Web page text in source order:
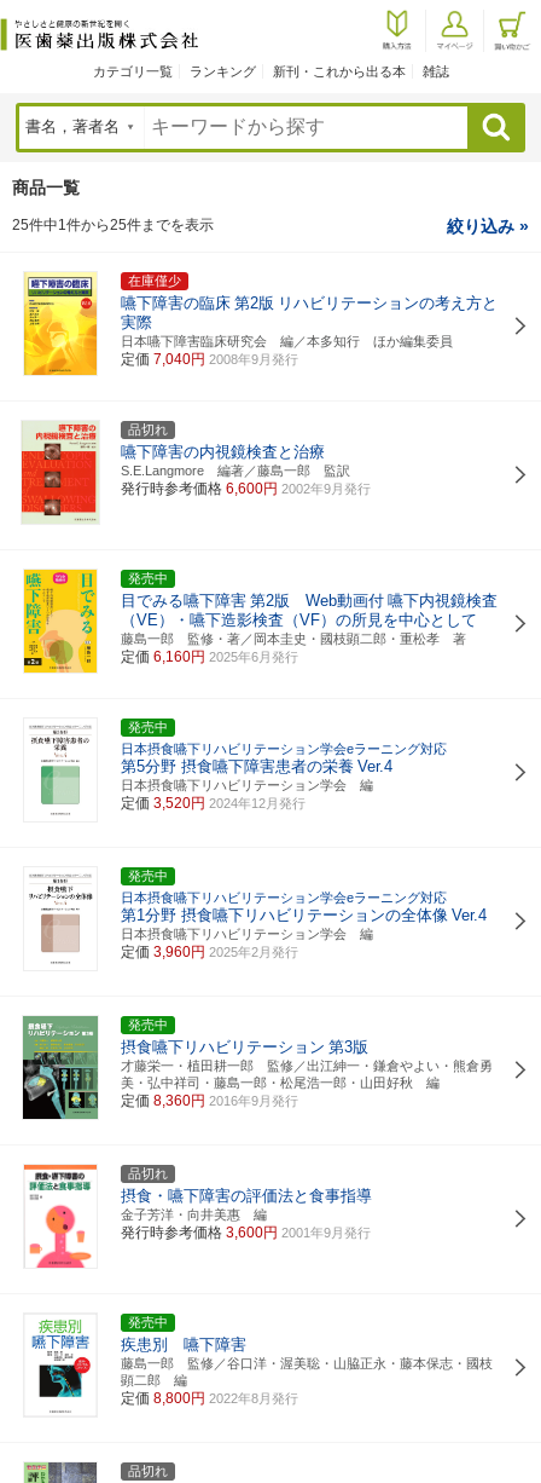
カテゴリ一覧 ランキング 新刊・これから出る本 雑誌
検索
商品一覧
25件中1件から25件までを表示 絞り込み »
在庫僅少
嚥下障害の臨床 第2版 リハビリテーションの考え方と
実際
日本嚥下障害臨床研究会 編／本多知行 ほか編集委員
定価 7,040円 2008年9月発行
品切れ
嚥下障害の内視鏡検査と治療
S.E.Langmore 編著／藤島一郎 監訳
発行時参考価格 6,600円 2002年9月発行
発売中
目でみる嚥下障害 第2版 Web動画付 嚥下内視鏡検査
（VE）・嚥下造影検査（VF）の所見を中心として
藤島一郎 監修・著／岡本圭史・國枝顕二郎・重松孝 著
定価 6,160円 2025年6月発行
発売中
日本摂食嚥下リハビリテーション学会eラーニング対応
第5分野 摂食嚥下障害患者の栄養 Ver.4
日本摂食嚥下リハビリテーション学会 編
定価 3,520円 2024年12月発行
発売中
日本摂食嚥下リハビリテーション学会eラーニング対応
第1分野 摂食嚥下リハビリテーションの全体像 Ver.4
日本摂食嚥下リハビリテーション学会 編
定価 3,960円 2025年2月発行
発売中
摂食嚥下リハビリテーション 第3版
才藤栄一・植田耕一郎 監修／出江紳一・鎌倉やよい・熊倉勇
美・弘中祥司・藤島一郎・松尾浩一郎・山田好秋 編
定価 8,360円 2016年9月発行
品切れ
摂食・嚥下障害の評価法と食事指導
金子芳洋・向井美惠 編
発行時参考価格 3,600円 2001年9月発行
発売中
疾患別 嚥下障害
藤島一郎 監修／谷口洋・渥美聡・山脇正永・藤本保志・國枝
顕二郎 編
定価 8,800円 2022年8月発行
品切れ